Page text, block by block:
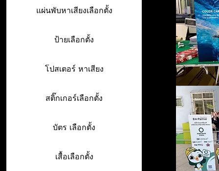
แผ่นพับหาเสียงเลือกตั้ง
ป้ายเลือกตั้ง
โปสเตอร์ หาเสียง
สติ๊กเกอร์เลือกตั้ง
บัตร เลือกตั้ง
เสื้อเลือกตั้ง